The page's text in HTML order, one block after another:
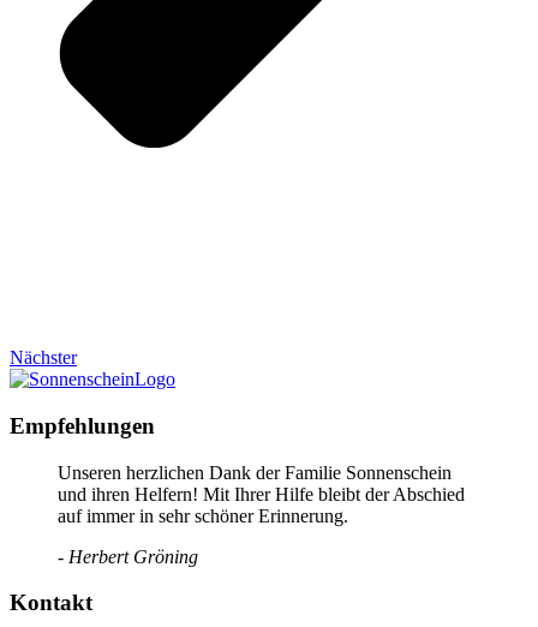
Nächster
Empfehlungen
Unseren herzlichen Dank der Familie Sonnenschein
und ihren Helfern! Mit Ihrer Hilfe bleibt der Abschied
auf immer in sehr schöner Erinnerung.
- Herbert Gröning
Kontakt